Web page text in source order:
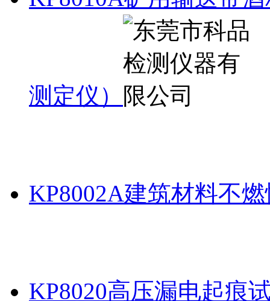
测定仪）
KP8002A建筑材料不
KP8020高压漏电起痕